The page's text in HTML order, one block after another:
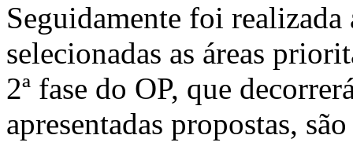
Seguidamente foi
selecionadas as áreas
2ª fase do OP, que
apresentadas propostas,